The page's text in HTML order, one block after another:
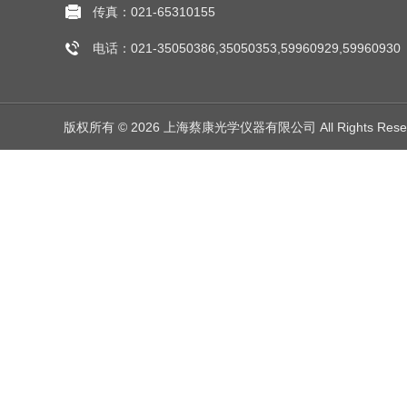
传真：021-65310155
电话：021-35050386,35050353,59960929,59960930
版权所有 © 2026 上海蔡康光学仪器有限公司 All Rights